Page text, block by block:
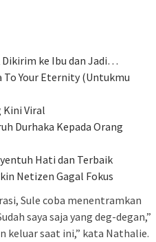
Dikirim ke Ibu dan Jadi…
To Your Eternity (Untukmu
Kini Viral
Durhaka Kepada Orang
Hati dan Terbaik
Netizen Gagal Fokus
Sule coba menentramkan
saya saja yang deg-degan,”
keluar saat ini,” kata Nathalie.